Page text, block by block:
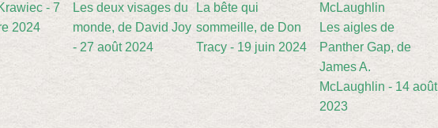
- 7
2024
Les deux visages du
monde, de David Joy
- 27 août 2024
La bête qui
sommeille, de Don
Tracy - 19 juin 2024
Les aigles de
Panther Gap, de
James A.
McLaughlin - 14 août
2023